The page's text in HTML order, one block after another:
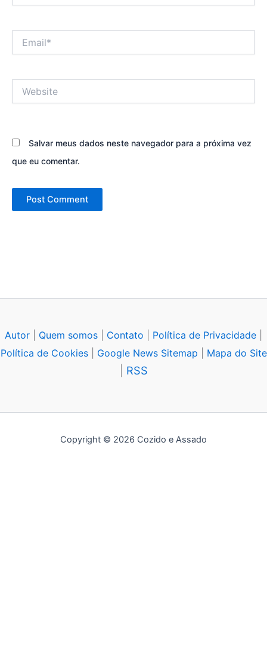
Salvar meus dados neste navegador para a próxima vez
que eu comentar.
Autor Quem somos Contato Política de Privacidade
Política de Cookies| Google News Sitemap Mapa do Site
RSS
Copyright © 2026 Cozido e Assado